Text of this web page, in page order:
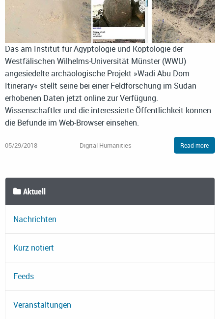
Das am Institut für Ägyptologie und Koptologie der
Westfälischen Wilhelms-Universität Münster (WWU)
angesiedelte archäologische Projekt »Wadi Abu Dom
Itinerary« stellt seine bei einer Feldforschung im Sudan
erhobenen Daten jetzt online zur Verfügung.
Wissenschaftler und die interessierte Öffentlichkeit können
die Befunde im Web-Browser einsehen.
05/29/2018 Digital Humanities Read more
Aktuell
Nachrichten
Kurz notiert
Feeds
Veranstaltungen